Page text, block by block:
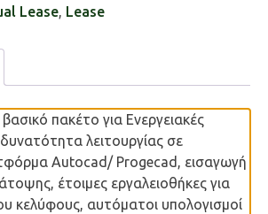
Lease, Lease
πακέτο για Ενεργειακές
λειτουργίας σε
Autocad/ Progecad, εισαγωγή
έτοιμες εργαλειοθήκες για
κελύφους, αυτόματοι υπολογισμοί